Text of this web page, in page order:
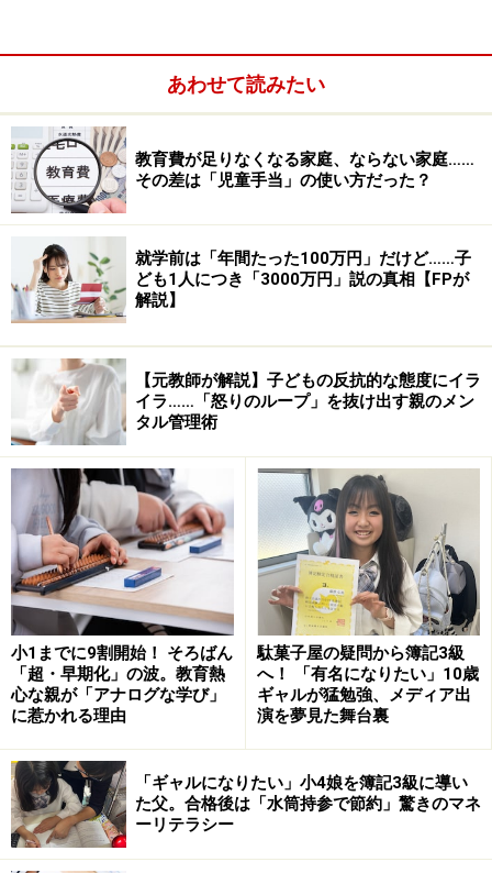
できていない我が子と周りを比べないだけではありませ
ん。たとえ、我が子が優れていても比べないのです。比
較がよくないとわかっている親でも、ここに陥っている
人は多いです。
「あの子よりこんなにできているね。すごいね！」と言
われている子は、根拠のない自信が生まれてしまいま
す。そのためどこかで自分ができていないことに気づい
たとき、心が折れてしまうのです。
「徒競争で1位だった」「大会で優勝した」「コンテス
トで表彰された」「塾のテストで順位が上がった」――こ
んなシーンでも比較して褒めません。
「徒競争で1位になるために一生懸命頑張っていたよ
ね。頑張ったことがすごかったと思うよ」
という声かけでじゅうぶんです。
褒め方にもテクニックがある
「クラスで1番はすごいね！ お母さん、うれしいな」と
あわせて読みたい
教育費が足りなくなる家庭、ならない家庭……
その差は「児童手当」の使い方だった？
就学前は「年間たった100万円」だけど……子
ども1人につき「3000万円」説の真相【FPが
解説】
【元教師が解説】子どもの反抗的な態度にイラ
イラ……「怒りのループ」を抜け出す親のメン
タル管理術
小1までに9割開始！ そろばん
「超・早期化」の波。教育熱
心な親が「アナログな学び」
に惹かれる理由
駄菓子屋の疑問から簿記3級
へ！ 「有名になりたい」10歳
ギャルが猛勉強、メディア出
演を夢見た舞台裏
「ギャルになりたい」小4娘を簿記3級に導い
た父。合格後は「水筒持参で節約」驚きのマネ
ーリテラシー